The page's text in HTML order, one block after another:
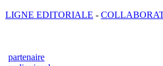
LIGNE EDITORIALE -
partenaire